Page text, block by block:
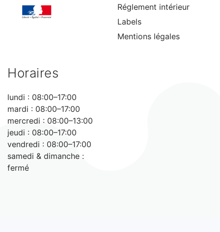
Réglement intérieur
Labels
Mentions légales
Horaires
lundi : 08:00–17:00
mardi : 08:00–17:00
mercredi : 08:00–13:00
jeudi : 08:00–17:00
vendredi : 08:00–17:00
samedi & dimanche :
fermé